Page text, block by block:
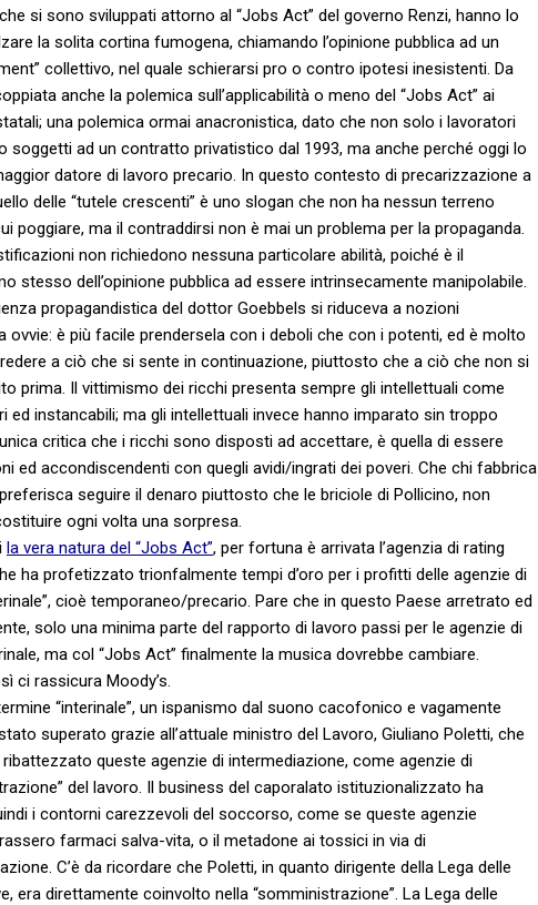
si sono sviluppati attorno al “Jobs Act” del governo Renzi, hanno lo
la solita cortina fumogena, chiamando l’opinione pubblica ad un
collettivo, nel quale schierarsi pro o contro ipotesi inesistenti. Da
anche la polemica sull’applicabilità o meno del “Jobs Act” ai
una polemica ormai anacronistica, dato che non solo i lavoratori
soggetti ad un contratto privatistico dal 1993, ma anche perché oggi lo
datore di lavoro precario. In questo contesto di precarizzazione a
delle “tutele crescenti” è uno slogan che non ha nessun terreno
poggiare, ma il contraddirsi non è mai un problema per la propaganda.
non richiedono nessuna particolare abilità, poiché è il
stesso dell’opinione pubblica ad essere intrinsecamente manipolabile.
propagandistica del dottor Goebbels si riduceva a nozioni
ovvie: è più facile prendersela con i deboli che con i potenti, ed è molto
a ciò che si sente in continuazione, piuttosto che a ciò che non si
prima. Il vittimismo dei ricchi presenta sempre gli intellettuali come
ed instancabili; ma gli intellettuali invece hanno imparato sin troppo
critica che i ricchi sono disposti ad accettare, è quella di essere
ed accondiscendenti con quegli avidi/ingrati dei poveri. Che chi fabbrica
seguire il denaro piuttosto che le briciole di Pollicino, non
ogni volta una sorpresa.
la vera natura del “Jobs Act”, per fortuna è arrivata l’agenzia di rating
ha profetizzato trionfalmente tempi d’oro per i profitti delle agenzie di
cioè temporaneo/precario. Pare che in questo Paese arretrato ed
solo una minima parte del rapporto di lavoro passi per le agenzie di
ma col “Jobs Act” finalmente la musica dovrebbe cambiare.
ci rassicura Moody’s.
“interinale”, un ispanismo dal suono cacofonico e vagamente
superato grazie all’attuale ministro del Lavoro, Giuliano Poletti, che
queste agenzie di intermediazione, come agenzie di
del lavoro. Il business del caporalato istituzionalizzato ha
i contorni carezzevoli del soccorso, come se queste agenzie
farmaci salva-vita, o il metadone ai tossici in via di
C’è da ricordare che Poletti, in quanto dirigente della Lega delle
era direttamente coinvolto nella “somministrazione”. La Lega delle